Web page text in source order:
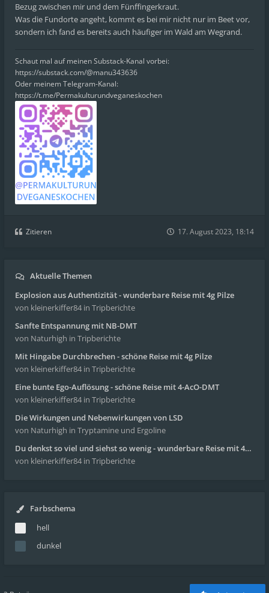
Bezug zwischen mir und dem Fünffingerkraut.
Was die Fundorte angeht, kommt es bei mir nicht nur im Beet vor,
sondern ich fand es bereits auch häufiger im Wald am Wegrand.
Schaut mal auf meinen Substack-Kanal vorbei:
https://substack.com/@manu343636
Oder meinem Telegram-Kanal:
https://t.me/Permakulturundveganeskochen
Zitieren 17. August 2023, 18:14
Aktuelle Themen
Explosion aus Authentizität - wunderbare Reise mit 4g Pilze
von kleinerkiffer84 in Tripberichte
Sanfte Entspannung mit NB-DMT
von Naturhigh in Tripberichte
Mit Hingabe Durchbrechen - schöne Reise mit 4g Pilze
von kleinerkiffer84 in Tripberichte
Eine bunte Ego-Auflösung - schöne Reise mit 4-AcO-DMT
von kleinerkiffer84 in Tripberichte
Die Wirkungen und Nebenwirkungen von LSD
von Naturhigh in Tryptamine und Ergoline
Du denkst so viel und siehst so wenig - wunderbare Reise mit 4g Pilze
von kleinerkiffer84 in Tripberichte
Farbschema
hell
dunkel